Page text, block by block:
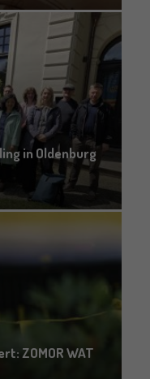
in Oldenburg
ZOMOR WAT